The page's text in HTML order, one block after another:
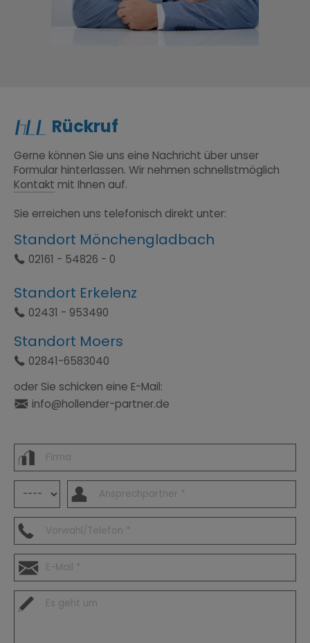
Rückruf
Gerne können Sie uns eine Nachricht über unser
Formular hinterlassen. Wir nehmen schnellstmöglich
Kontakt mit Ihnen auf.
Sie erreichen uns telefonisch direkt unter:
Standort Mönchengladbach
Ÿ 02161 - 54826 - 0
Standort Erkelenz
Ÿ 02431 - 953490
Standort Moers
Ÿ 02841-6583040
oder Sie schicken eine E-Mail:
Ś info@hollender-partner.de